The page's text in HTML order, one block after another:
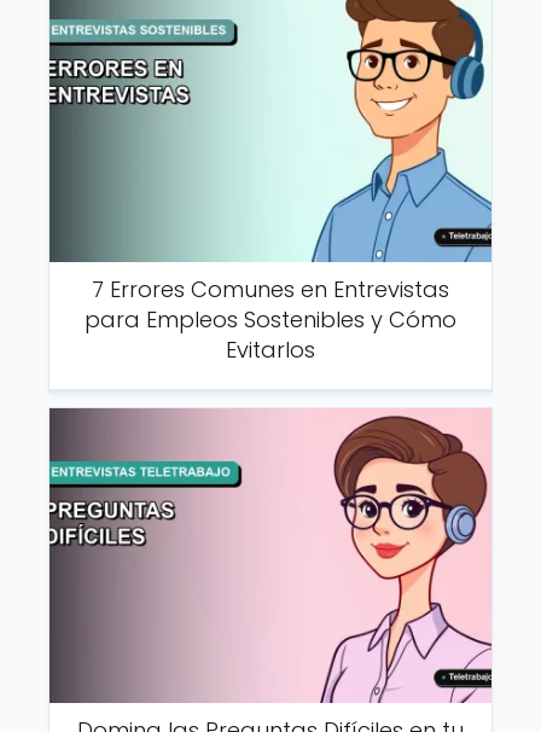
7 Errores Comunes en Entrevistas
para Empleos Sostenibles y Cómo
Evitarlos